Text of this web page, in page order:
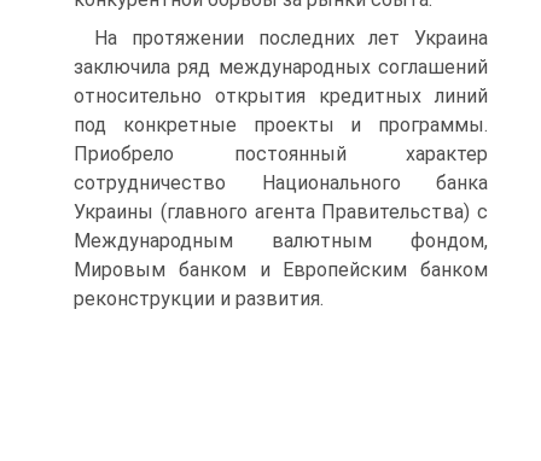
На протяжении последних лет Украина
заключила ряд международ­ных соглашений
относительно открытия кредитных линий
под конкретные проекты и программы.
Приобрело постоянный характер
сотрудничество Национального банка
Украины (главного агента Правительства) с
Между­народным валютным фондом,
Мировым банком и Европейским банком
реконструкции и развития.